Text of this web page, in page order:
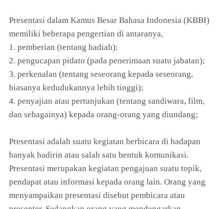
Presentasi dalam Kamus Besar Bahasa Indonesia (KBBI)
memiliki beberapa pengertian di antaranya,
1. pemberian (tentang hadiah);
2. pengucapan pidato (pada penerimaan suatu jabatan);
3. perkenalan (tentang seseorang kepada seseorang,
biasanya kedudukannya lebih tinggi);
4. penyajian atau pertunjukan (tentang sandiwara, film,
dan sebagainya) kepada orang-orang yang diundang;
Presentasi adalah suatu kegiatan berbicara di hadapan
banyak hadirin atau salah satu bentuk komunikasi.
Presentasi merupakan kegiatan pengajuan suatu topik,
pendapat atau informasi kepada orang lain. Orang yang
menyampaikan presentasi disebut pembicara atau